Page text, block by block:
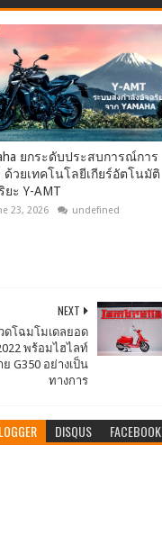
ยกระดับประสบการณ์การ
วยเทคโนโลยีเกียร์อัตโนมัติ
ยะ Y-AMT
23, 2026 undefined
NEXT
ดโฉมโมเดลยอด
พร้อมไฮไลท์
G350 อย่างเป็น
ทางการ
DISQUS FACEBOOK